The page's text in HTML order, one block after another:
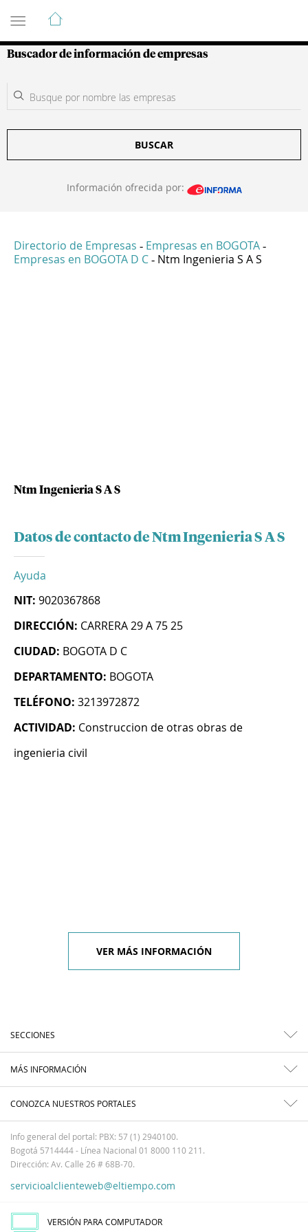
Guía de Empresas Colombianas
Buscador de información de empresas
BUSCAR
Información ofrecida por:
Directorio de Empresas - Empresas en BOGOTA -
Empresas en BOGOTA D C - Ntm Ingenieria S A S
Ntm Ingenieria S A S
Datos de contacto de Ntm Ingenieria S A S
Ayuda
NIT: 9020367868
DIRECCIÓN: CARRERA 29 A 75 25
CIUDAD: BOGOTA D C
DEPARTAMENTO: BOGOTA
TELÉFONO: 3213972872
ACTIVIDAD: Construccion de otras obras de
ingenieria civil
VER MÁS INFORMACIÓN
SECCIONES
MÁS INFORMACIÓN
CONOZCA NUESTROS PORTALES
Info general del portal: PBX: 57 (1) 2940100.
Bogotá 5714444 - Línea Nacional 01 8000 110 211.
Dirección: Av. Calle 26 # 68B-70.
servicioalclienteweb@eltiempo.com
VERSIÓN PARA COMPUTADOR